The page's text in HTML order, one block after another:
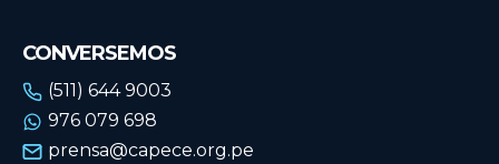
URUGUAY
VENEZUELA
URUGUAY
VENEZUELA
CONVERSEMOS
(511) 644 9003
976 079 698
prensa@capece.org.pe